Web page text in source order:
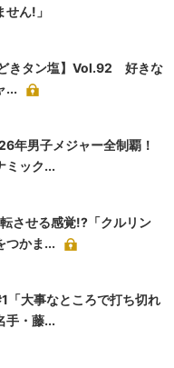
せん!」
どきタン塩】Vol.92 好きな
...
年男子メジャー全制覇！
ミック...
させる感覚!?「クルリン
つかま...
「大事なところで打ち切れ
手・藤...